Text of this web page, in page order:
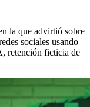
la que advirtió sobre
sociales usando
retención ficticia de